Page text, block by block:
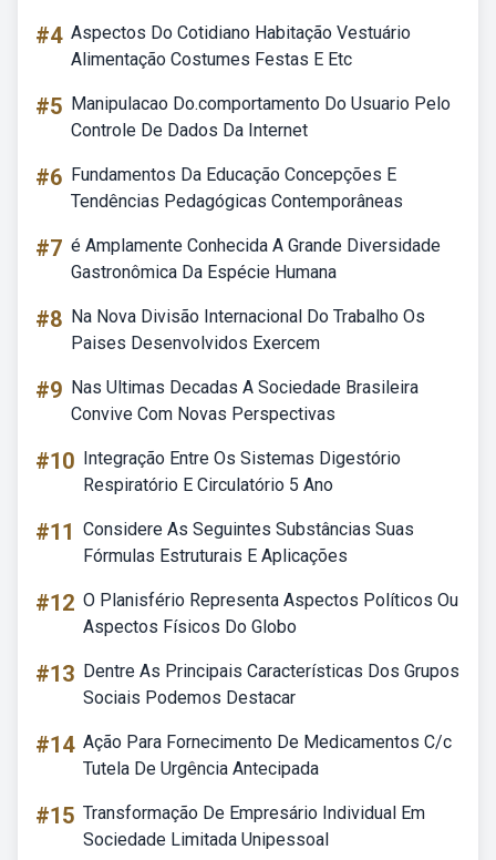
#4 Aspectos Do Cotidiano Habitação Vestuário
Alimentação Costumes Festas E Etc
#5 Manipulacao Do.comportamento Do Usuario Pelo
Controle De Dados Da Internet
#6 Fundamentos Da Educação Concepções E
Tendências Pedagógicas Contemporâneas
#7 é Amplamente Conhecida A Grande Diversidade
Gastronômica Da Espécie Humana
#8 Na Nova Divisão Internacional Do Trabalho Os
Paises Desenvolvidos Exercem
#9 Nas Ultimas Decadas A Sociedade Brasileira
Convive Com Novas Perspectivas
#10 Integração Entre Os Sistemas Digestório
Respiratório E Circulatório 5 Ano
#11 Considere As Seguintes Substâncias Suas
Fórmulas Estruturais E Aplicações
#12 O Planisfério Representa Aspectos Políticos Ou
Aspectos Físicos Do Globo
#13 Dentre As Principais Características Dos Grupos
Sociais Podemos Destacar
#14 Ação Para Fornecimento De Medicamentos C/c
Tutela De Urgência Antecipada
#15 Transformação De Empresário Individual Em
Sociedade Limitada Unipessoal